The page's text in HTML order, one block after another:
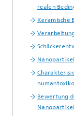
realen
Keramische
Bewertung